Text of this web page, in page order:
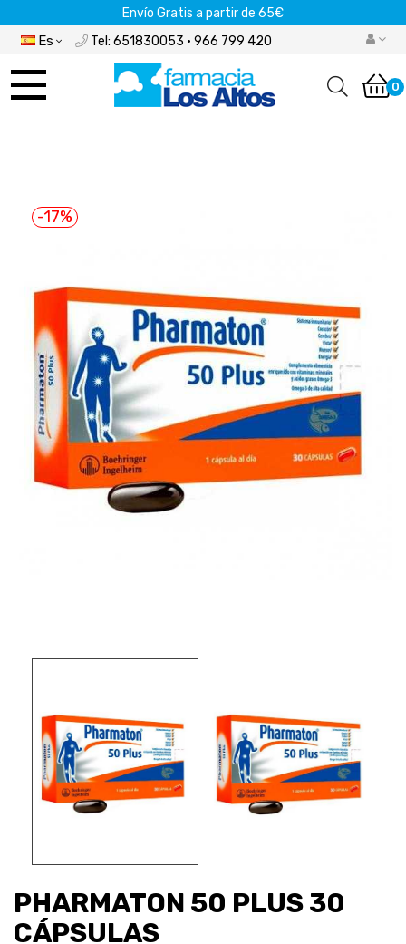
Envío Gratis a partir de 65€
Es Tel: 651830053 · 966 799 420
Navegación 0
-17%
PHARMATON 50 PLUS 30
CÁPSULAS